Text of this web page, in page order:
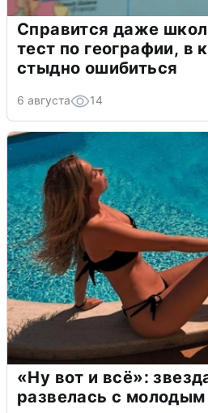
Справится даже
тест по географии, в
стыдно ошибиться
6 августа 14
«Ну вот и всё»:
развелась с